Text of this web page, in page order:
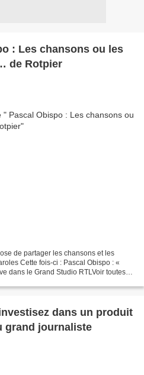
: Les chansons ou les
de Rotpier
de partager les chansons et les
Cette fois-ci : Pascal Obispo : «
dans le Grand Studio RTLVoir toutes
dans un produit
grand journaliste